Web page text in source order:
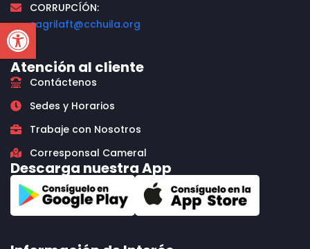
Open toolbar
CORRUPCÍÓN:
sagrilaft@cchuila.org
Atención al cliente
Contáctenos
Sedes y Horarios
Trabaje con Nosotros
Corresponsal Cameral
Descarga nuestra App